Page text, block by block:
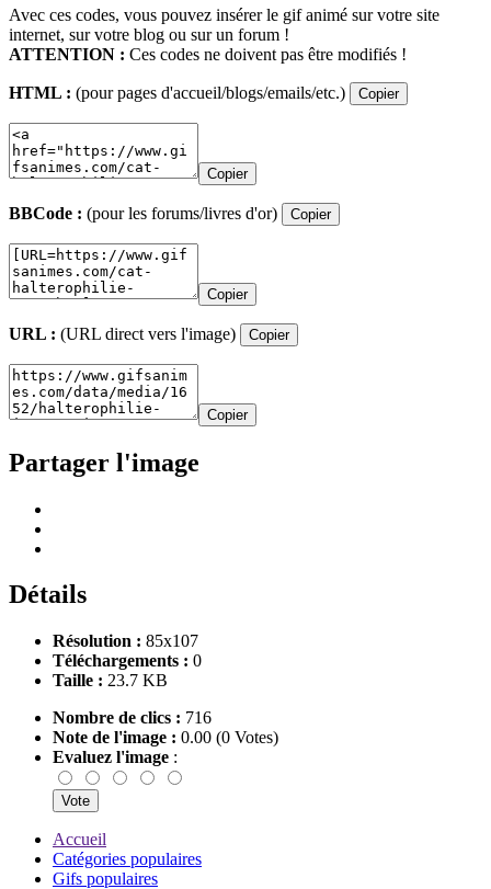
Avec ces codes, vous pouvez insérer le gif animé sur votre site
internet, sur votre blog ou sur un forum !
ATTENTION : Ces codes ne doivent pas être modifiés !
HTML : (pour pages d'accueil/blogs/emails/etc.) Copier
Copier
BBCode : (pour les forums/livres d'or) Copier
Copier
URL : (URL direct vers l'image) Copier
Copier
Partager l'image
Détails
Résolution : 85x107
Téléchargements : 0
Taille : 23.7 KB
Nombre de clics : 716
Note de l'image : 0.00 (0 Votes)
Evaluez l'image :
Accueil
Catégories populaires
Gifs populaires